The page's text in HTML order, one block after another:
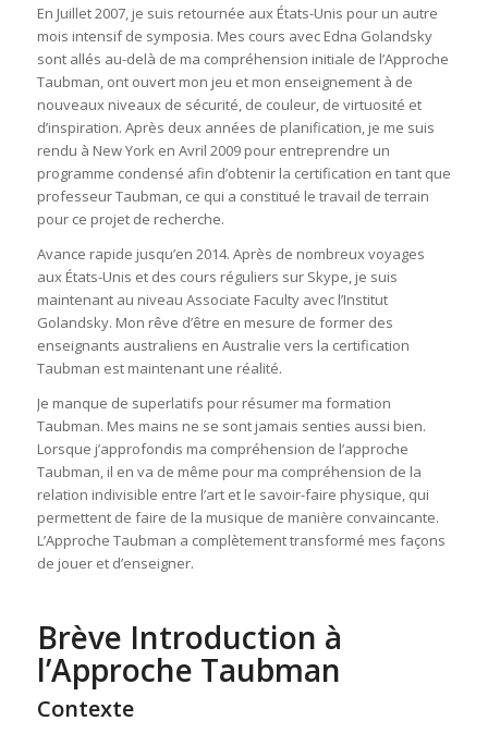
En Juillet 2007, je suis retournée aux États-Unis pour un autre
mois intensif de symposia. Mes cours avec Edna Golandsky
sont allés au-delà de ma compréhension initiale de l’Approche
Taubman, ont ouvert mon jeu et mon enseignement à de
nouveaux niveaux de sécurité, de couleur, de virtuosité et
d’inspiration. Après deux années de planification, je me suis
rendu à New York en Avril 2009 pour entreprendre un
programme condensé afin d’obtenir la certification en tant que
professeur Taubman, ce qui a constitué le travail de terrain
pour ce projet de recherche.
Avance rapide jusqu’en 2014. Après de nombreux voyages
aux États-Unis et des cours réguliers sur Skype, je suis
maintenant au niveau Associate Faculty avec l’Institut
Golandsky. Mon rêve d’être en mesure de former des
enseignants australiens en Australie vers la certification
Taubman est maintenant une réalité.
Je manque de superlatifs pour résumer ma formation
Taubman. Mes mains ne se sont jamais senties aussi bien.
Lorsque j’approfondis ma compréhension de l’approche
Taubman, il en va de même pour ma compréhension de la
relation indivisible entre l’art et le savoir-faire physique, qui
permettent de faire de la musique de manière convaincante.
L’Approche Taubman a complètement transformé mes façons
de jouer et d’enseigner.
Brève Introduction à
l’Approche Taubman
Contexte